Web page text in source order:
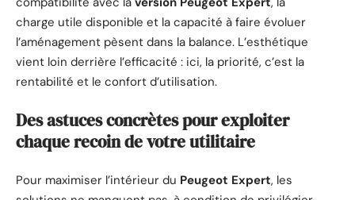
charge utile disponible et la capacité à faire évoluer
l’aménagement pèsent dans la balance. L’esthétique
vient loin derrière l’efficacité : ici, la priorité, c’est la
rentabilité et le confort d’utilisation.
Des astuces concrètes pour exploiter
chaque recoin de votre utilitaire
Pour maximiser l’intérieur du Peugeot Expert, les